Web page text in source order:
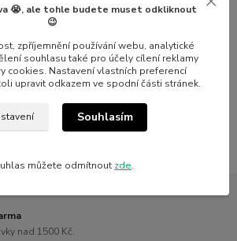
Skladem
strana z 1
nad 1500 Kč.
😭, ale tohle budete muset odkliknout
😉
zpříjemnění používání webu, analytické
souhlasu také pro účely cílení reklamy
cookies. Nastavení vlastních preferencí
upravit odkazem ve spodní části stránek.
Souhlasím
můžete odmítnout zde.